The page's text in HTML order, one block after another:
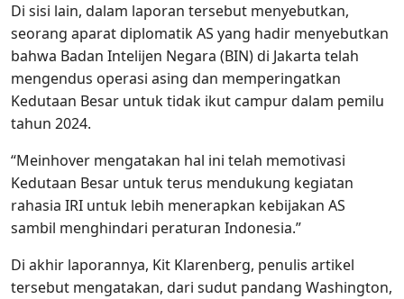
Di sisi lain, dalam laporan tersebut menyebutkan,
seorang aparat diplomatik AS yang hadir menyebutkan
bahwa Badan Intelijen Negara (BIN) di Jakarta telah
mengendus operasi asing dan memperingatkan
Kedutaan Besar untuk tidak ikut campur dalam pemilu
tahun 2024.
“Meinhover mengatakan hal ini telah memotivasi
Kedutaan Besar untuk terus mendukung kegiatan
rahasia IRI untuk lebih menerapkan kebijakan AS
sambil menghindari peraturan Indonesia.”
Di akhir laporannya, Kit Klarenberg, penulis artikel
tersebut mengatakan, dari sudut pandang Washington,